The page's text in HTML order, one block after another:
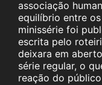
associação
equilíbrio entre
minissérie foi
escrita pelo
deixara em
série regular, o
reação do